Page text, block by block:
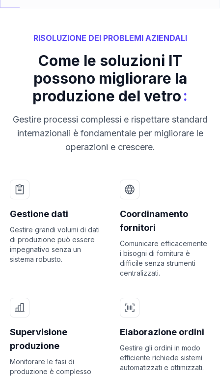
RISOLUZIONE DEI PROBLEMI AZIENDALI
Come le soluzioni IT
possono migliorare la
produzione del vetro:
Gestire processi complessi e rispettare standard
internazionali è fondamentale per migliorare le
operazioni e crescere.
Gestione dati
Gestire grandi volumi di dati
di produzione può essere
impegnativo senza un
sistema robusto.
Coordinamento
fornitori
Comunicare efficacemente
i bisogni di fornitura è
difficile senza strumenti
centralizzati.
Supervisione
produzione
Monitorare le fasi di
produzione è complesso
Elaborazione ordini
Gestire gli ordini in modo
efficiente richiede sistemi
automatizzati e ottimizzati.